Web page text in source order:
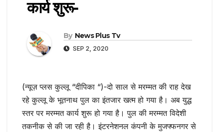
कार्य शुरू-
By News Plus Tv
SEP 2, 2020
(न्यूज़ प्लस कुल्लू “दीपिका “)-दो साल से मरम्मत की राह देख
रहे कुल्लू के भूतनाथ पुल का इंतजार खत्म हो गया है। अब युद्ध
स्तर पर मरम्मत कार्य शुरू हो गया है। पुल की मरम्मत विदेशी
तकनीक से की जा रही है। इंटरनेशनल कंपनी के मुजफ्फनगर से